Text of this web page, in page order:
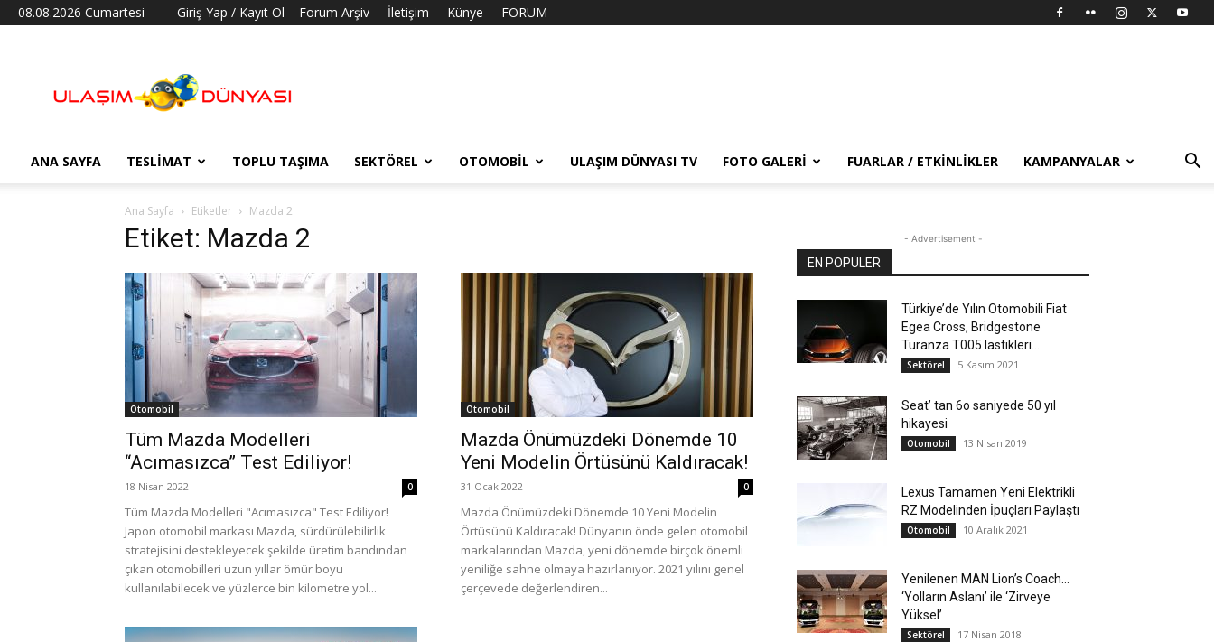
08.08.2026 Cumartesi Giriş Yap / Kayıt Ol Forum Arşiv İletişim Künye FORUM
Dünyası
ANA SAYFA TESLIMAT TOPLU TAŞIMA SEKTÖREL OTOMOBIL ULAŞIM DÜNYASI TV FOTO GALERI FUARLAR / ETKINLIKLER KAMPANYALAR
Ana Sayfa Etiketler Mazda 2
Etiket: Mazda 2
Otomobil
Tüm Mazda Modelleri
“Acımasızca” Test Ediliyor!
18 Nisan 2022 0
Tüm Mazda Modelleri "Acımasızca" Test Ediliyor!
Japon otomobil markası Mazda, sürdürülebilirlik
stratejisini destekleyecek şekilde üretim bandından
çıkan otomobilleri uzun yıllar ömür boyu
kullanılabilecek ve yüzlerce bin kilometre yol...
Otomobil
Mazda Önümüzdeki Dönemde 10
Yeni Modelin Örtüsünü Kaldıracak!
31 Ocak 2022 0
Mazda Önümüzdeki Dönemde 10 Yeni Modelin
Örtüsünü Kaldıracak! Dünyanın önde gelen otomobil
markalarından Mazda, yeni dönemde birçok önemli
yeniliğe sahne olmaya hazırlanıyor. 2021 yılını genel
çerçevede değerlendiren...
- Advertisement -
EN POPÜLER
Türkiye’de Yılın Otomobili Fiat
Egea Cross, Bridgestone
Turanza T005 lastikleri...
Sektörel 5 Kasım 2021
Seat’ tan 6o saniyede 50 yıl
hikayesi
Otomobil 13 Nisan 2019
Lexus Tamamen Yeni Elektrikli
RZ Modelinden İpuçları Paylaştı
Otomobil 10 Aralık 2021
Yenilenen MAN Lion’s Coach…
‘Yolların Aslanı’ ile ‘Zirveye
Yüksel’
Sektörel 17 Nisan 2018